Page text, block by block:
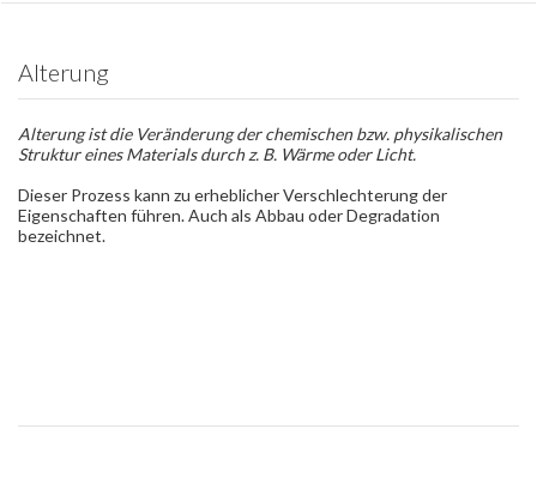
Alterung
Alterung ist die Veränderung der chemischen bzw. physikalischen
Struktur eines Materials durch z. B. Wärme oder Licht.
Dieser Prozess kann zu erheblicher Verschlechterung der
Eigenschaften führen. Auch als Abbau oder Degradation
bezeichnet.